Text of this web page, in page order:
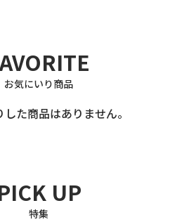
お気にいり商品
た商品はありません。
UP
特集